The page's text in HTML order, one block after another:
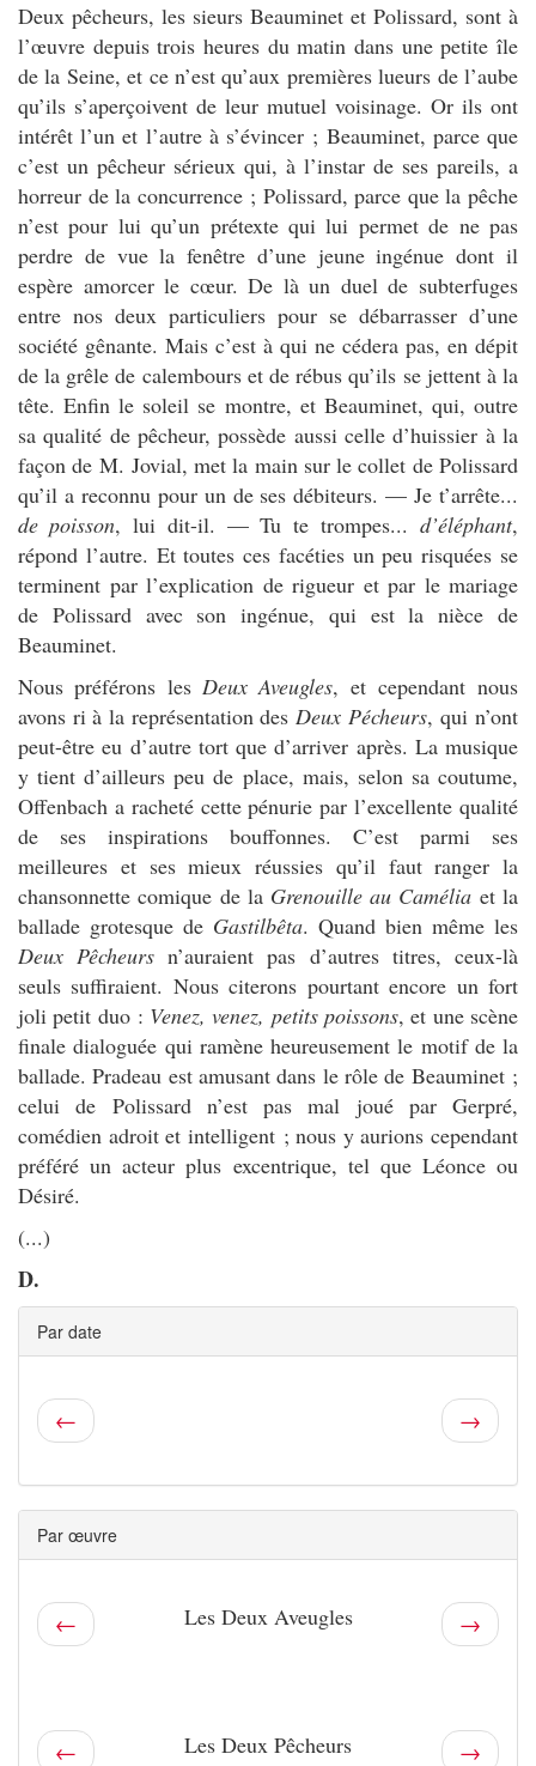
Deux pêcheurs, les sieurs Beauminet et Polissard, sont à
l’œuvre depuis trois heures du matin dans une petite île
de la Seine, et ce n’est qu’aux premières lueurs de l’aube
qu’ils s’aperçoivent de leur mutuel voisinage. Or ils ont
intérêt l’un et l’autre à s’évincer ; Beauminet, parce que
c’est un pêcheur sérieux qui, à l’instar de ses pareils, a
horreur de la concurrence ; Polissard, parce que la pêche
n’est pour lui qu’un prétexte qui lui permet de ne pas
perdre de vue la fenêtre d’une jeune ingénue dont il
espère amorcer le cœur. De là un duel de subterfuges
entre nos deux particuliers pour se débarrasser d’une
société gênante. Mais c’est à qui ne cédera pas, en dépit
de la grêle de calembours et de rébus qu’ils se jettent à la
tête. Enfin le soleil se montre, et Beauminet, qui, outre
sa qualité de pêcheur, possède aussi celle d’huissier à la
façon de M. Jovial, met la main sur le collet de Polissard
qu’il a reconnu pour un de ses débiteurs. — Je t’arrête...
de poisson, lui dit-il. — Tu te trompes... d’éléphant,
répond l’autre. Et toutes ces facéties un peu risquées se
terminent par l’explication de rigueur et par le mariage
de Polissard avec son ingénue, qui est la nièce de
Beauminet.
Nous préférons les Deux Aveugles, et cependant nous
avons ri à la représentation des Deux Pécheurs, qui n’ont
peut-être eu d’autre tort que d’arriver après. La musique
y tient d’ailleurs peu de place, mais, selon sa coutume,
Offenbach a racheté cette pénurie par l’excellente qualité
de ses inspirations bouffonnes. C’est parmi ses
meilleures et ses mieux réussies qu’il faut ranger la
chansonnette comique de la Grenouille au Camélia et la
ballade grotesque de Gastilbêta. Quand bien même les
Deux Pêcheurs n’auraient pas d’autres titres, ceux-là
seuls suffiraient. Nous citerons pourtant encore un fort
joli petit duo : Venez, venez, petits poissons, et une scène
finale dialoguée qui ramène heureusement le motif de la
ballade. Pradeau est amusant dans le rôle de Beauminet ;
celui de Polissard n’est pas mal joué par Gerpré,
comédien adroit et intelligent ; nous y aurions cependant
préféré un acteur plus excentrique, tel que Léonce ou
Désiré.
(...)
D.
Par date
← →
Par œuvre
← Les Deux Aveugles →
← Les Deux Pêcheurs →